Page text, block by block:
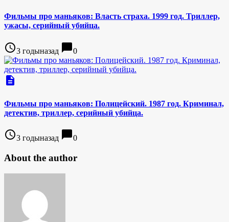
Фильмы про маньяков: Власть страха. 1999 год. Триллер,
ужасы, серийный убийца.
access_time3 годыназад chat_bubble0
description
Фильмы про маньяков: Полицейский. 1987 год. Криминал,
детектив, триллер, серийный убийца.
access_time3 годыназад chat_bubble0
About the author